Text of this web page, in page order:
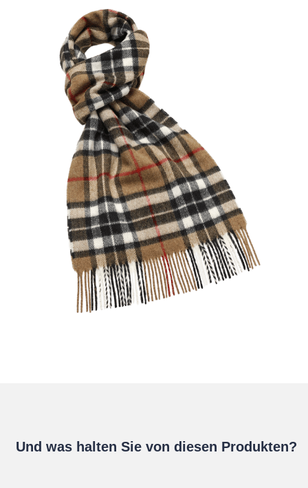
Und was halten Sie von diesen Produkten?